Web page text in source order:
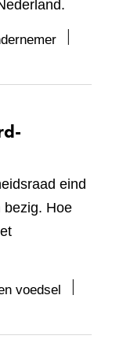
eind
bezig. Hoe
voedsel